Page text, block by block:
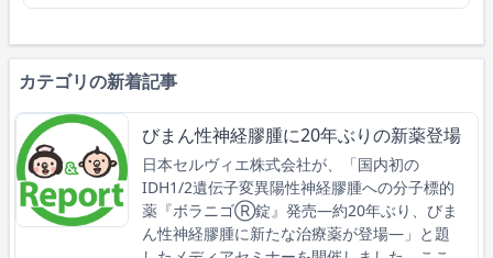
カテゴリの新着記事
びまん性神経膠腫に20年ぶりの新薬登場
日本セルヴィエ株式会社が、「国内初の
IDH1/2遺伝子変異陽性神経膠腫への分子標的
薬『ボラニゴⓇ錠』発売―約20年ぶり、びま
ん性神経膠腫に新たな治療薬が登場―」と題